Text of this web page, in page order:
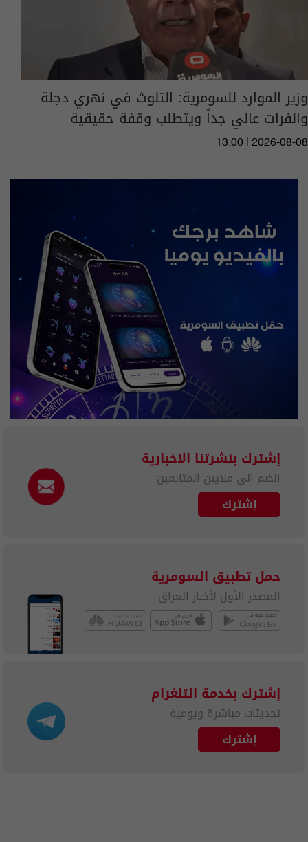
وزير الموارد للسومرية: التلوث في نهري دجلة
والفرات عالي جداً ويتطلب وقفة حقيقية
13:00 | 2026-08-08
إشترك بنشرتنا الاخبارية
انضم الى ملايين المتابعين
إشترك
حمل تطبيق السومرية
المصدر الأول لأخبار العراق
إشترك بخدمة التلغرام
تحديثات مباشرة ويومية
إشترك